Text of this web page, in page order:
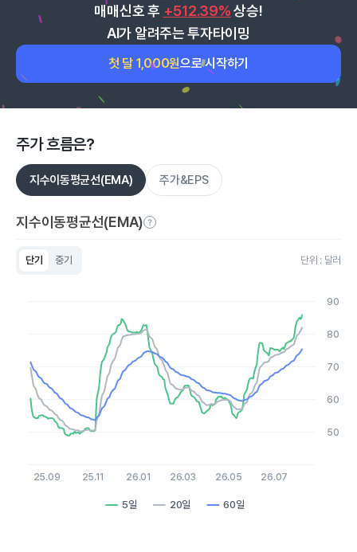
매매신호 후 +512.39% 상승!
AI가 알려주는 투자타이밍
첫 달 1,000원으로 시작하기
주가 흐름은?
지수이동평균선(EMA) 주가&EPS
지수이동평균선(EMA)
단기 중기 단위 : 달러
View as data table, Chart
The chart has 1 X axis displaying Time. Data ranges from
The chart has 1 Y axis displaying values. Data ranges from
5일 20일 60일
25.09 25.11 26.01 26.03 26.05 26.07
50
60
70
80
90